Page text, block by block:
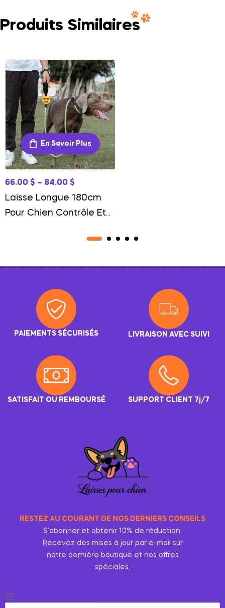
Produits Similaires
En Savoir Plus
66.00 $ – 84.00 $
Laisse Longue 180cm
Pour Chien Contrôle Et
PAIEMENTS SÉCURISÉS LIVRAISON AVEC SUIVI
SATISFAIT OU REMBOURSÉ SUPPORT CLIENT 7j/7
RESTEZ AU COURANT DE NOS DERNIERS CONSEILS
S’abonner et obtenir 10% de réduction.
Recevez des mises à jour par e-mail sur
notre dernière boutique et nos offres
spéciales.